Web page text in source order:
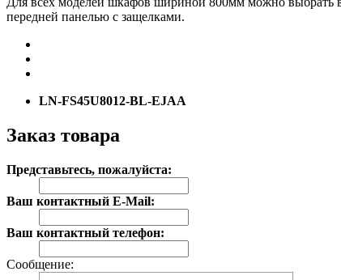
передней панелью с защелками.
LN-FS45U8012-BL-EJAA
Заказ товара
Представьтесь, пожалуйста:
Ваш контактный E-Mail:
Ваш контактный телефон:
Сообщение: